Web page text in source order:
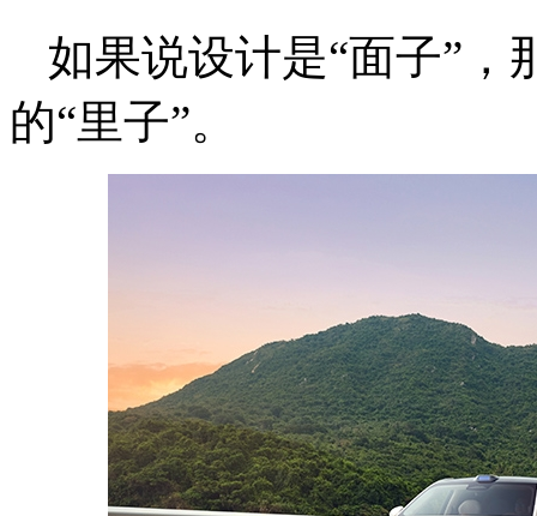
如果说设计是“面子”，
的“里子”。